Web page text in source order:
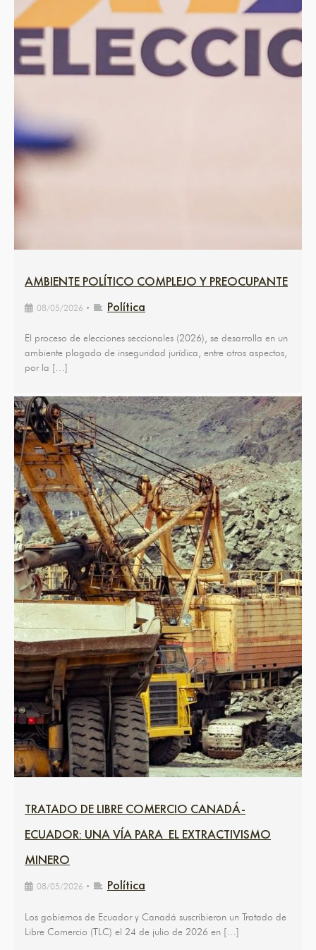
AMBIENTE POLÍTICO COMPLEJO Y PREOCUPANTE
08/05/2026 • Política
El proceso de elecciones seccionales (2026), se desarrolla en un
ambiente plagado de inseguridad jurídica, entre otros aspectos,
por la […]
TRATADO DE LIBRE COMERCIO CANADÁ-
ECUADOR: UNA VÍA PARA EL EXTRACTIVISMO
MINERO
08/05/2026 • Política
Los gobiernos de Ecuador y Canadá suscribieron un Tratado de
Libre Comercio (TLC) el 24 de julio de 2026 en […]